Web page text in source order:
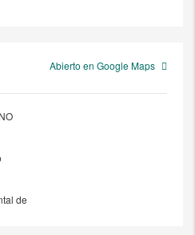
Abierto en Google Maps
de